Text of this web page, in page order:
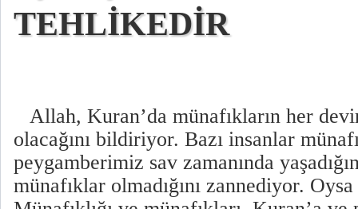
TEHLİKEDİR
Allah, Kuran’da münafıkların her
olacağını bildiriyor. Bazı insanlar
peygamberimiz sav zamanında
münafıklar olmadığını zannediyor. Oysa